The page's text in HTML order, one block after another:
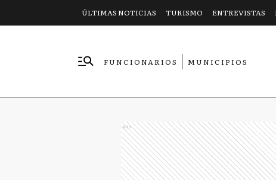
ÚLTIMAS NOTICIAS TURISMO ENTREVISTAS
FUNCIONARIOS
MUNICIPIOS
Ads